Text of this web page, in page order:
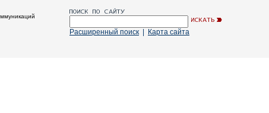
Расширенный поиск Карта сайта